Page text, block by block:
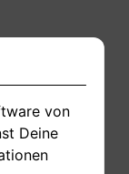
von
Deine